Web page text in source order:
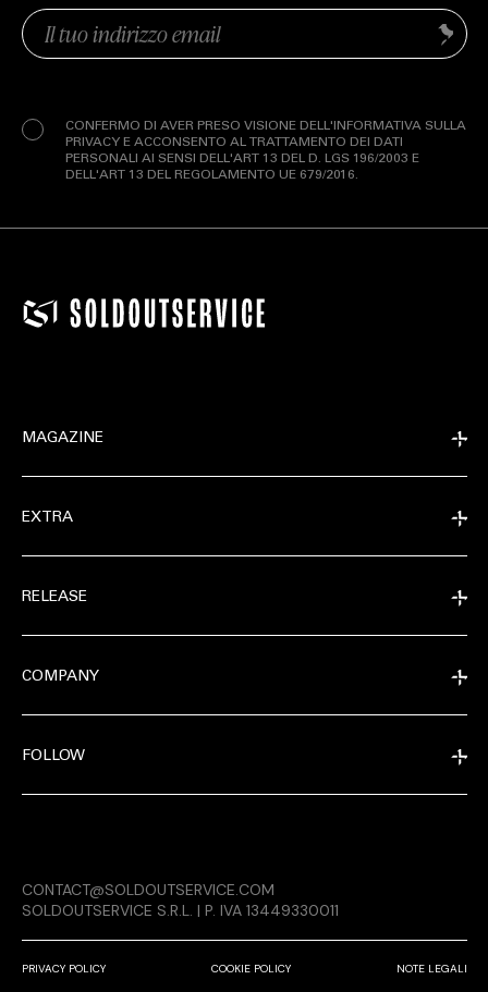
RELEASE
Email
(Obbligatorio)
CONFERMO DI AVER PRESO VISIONE DELL'INFORMATIVA SULLA
PRIVACY E ACCONSENTO AL TRATTAMENTO DEI DATI
PERSONALI AI SENSI DELL'ART 13 DEL D. LGS 196/2003 E
DELL'ART 13 DEL REGOLAMENTO UE 679/2016.
Invia
MAGAZINE
EXTRA
RELEASE
COMPANY
FOLLOW
PRIVACY POLICY COOKIE POLICY NOTE LEGALI
CONTACT@SOLDOUTSERVICE.COM
SOLDOUTSERVICE S.R.L. | P. IVA 13449330011